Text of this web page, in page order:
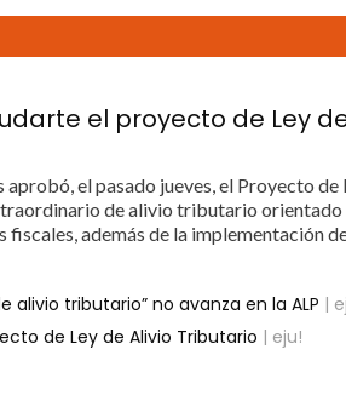
el proyecto de Ley
aprobó, el pasado jueves, el Proyecto
de alivio tributario orientado
además de la implementación
alivio tributario” no avanza en la ALP |
de Ley de Alivio Tributario | eju!